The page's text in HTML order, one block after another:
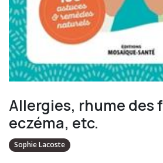
Allergies, rhume des
eczéma, etc.
Sophie Lacoste